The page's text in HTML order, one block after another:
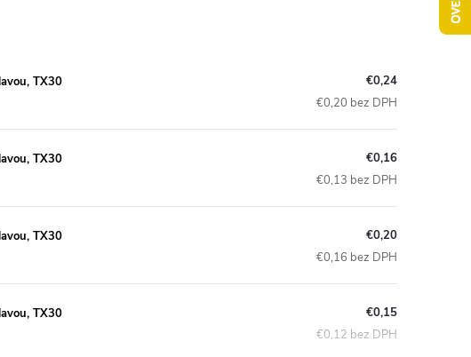
TX30
€0,24
€0,20 bez DPH
TX30
€0,16
€0,13 bez DPH
TX30
€0,20
€0,16 bez DPH
TX30
€0,15
€0,12 bez DPH